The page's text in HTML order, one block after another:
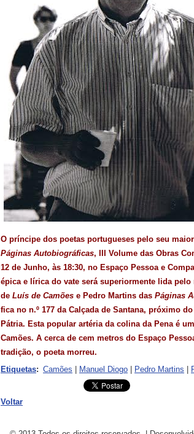
O príncipe dos poetas portugueses pelo seu
Páginas Autobiográficas, III Volume das Obras
12 de Junho, às 18:30, no Espaço Pessoa e
épica e lírica do vate será superiormente lida
de Luís de Camões e Pedro Martins das Páginas
fica no n.º 177 da Calçada de Santana, próximo
Pátria. Esta popular artéria da colina da Pena é
Camões. A cerca de cem metros do Espaço
tradição, o poeta morreu.
Etiquetas: Camões Manuel Diogo Pedro Martins
Voltar